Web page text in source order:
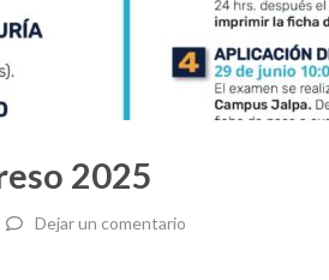
2025
Dejar un comentario